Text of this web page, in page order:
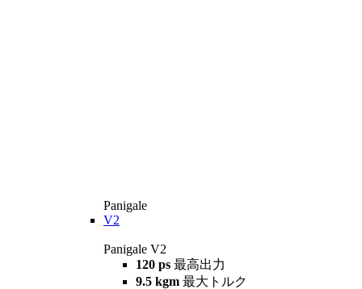
Panigale
V2
Panigale V2
120 ps 最高出力
9.5 kgm 最大トルク